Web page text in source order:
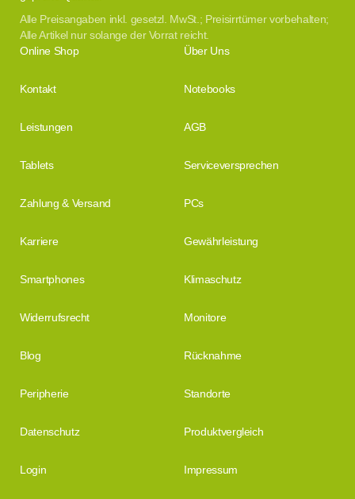
Alle Preisangaben inkl. gesetzl. MwSt.; Preisirrtümer vorbehalten;
Alle Artikel nur solange der Vorrat reicht.
Online Shop Über Uns
Kontakt Notebooks
Leistungen AGB
Tablets Serviceversprechen
Zahlung & Versand PCs
Karriere Gewährleistung
Smartphones Klimaschutz
Widerrufsrecht Monitore
Blog Rücknahme
Peripherie Standorte
Datenschutz Produktvergleich
Login Impressum